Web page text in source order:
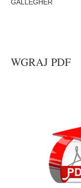
GALLEGHER
WGRAJ PDF